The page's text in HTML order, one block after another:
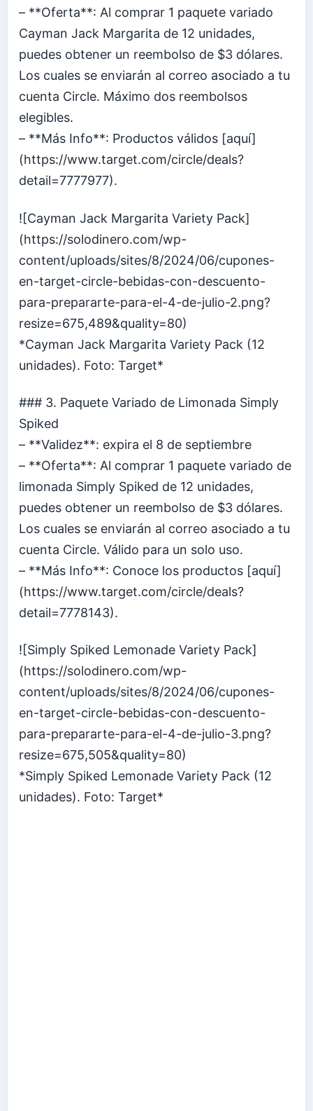
– **Oferta**: Al comprar 1 paquete variado
Cayman Jack Margarita de 12 unidades,
puedes obtener un reembolso de $3 dólares.
Los cuales se enviarán al correo asociado a tu
cuenta Circle. Máximo dos reembolsos
elegibles.
– **Más Info**: Productos válidos [aquí]
(https://www.target.com/circle/deals?
detail=7777977).
![Cayman Jack Margarita Variety Pack]
(https://solodinero.com/wp-
content/uploads/sites/8/2024/06/cupones-
en-target-circle-bebidas-con-descuento-
para-prepararte-para-el-4-de-julio-2.png?
resize=675,489&quality=80)
*Cayman Jack Margarita Variety Pack (12
unidades). Foto: Target*
### 3. Paquete Variado de Limonada Simply
Spiked
– **Validez**: expira el 8 de septiembre
– **Oferta**: Al comprar 1 paquete variado de
limonada Simply Spiked de 12 unidades,
puedes obtener un reembolso de $3 dólares.
Los cuales se enviarán al correo asociado a tu
cuenta Circle. Válido para un solo uso.
– **Más Info**: Conoce los productos [aquí]
(https://www.target.com/circle/deals?
detail=7778143).
![Simply Spiked Lemonade Variety Pack]
(https://solodinero.com/wp-
content/uploads/sites/8/2024/06/cupones-
en-target-circle-bebidas-con-descuento-
para-prepararte-para-el-4-de-julio-3.png?
resize=675,505&quality=80)
*Simply Spiked Lemonade Variety Pack (12
unidades). Foto: Target*